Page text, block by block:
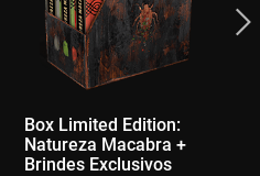
Box Limited Edition:
Natureza Macabra +
Brindes Exclusivos